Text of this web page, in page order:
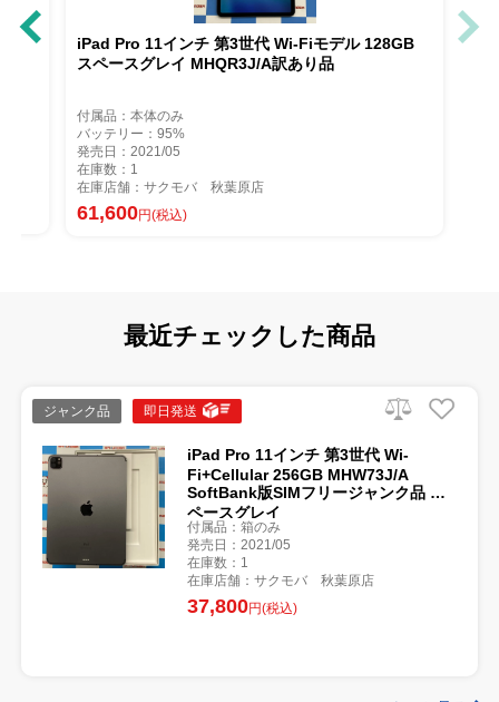
iPad Pro 11インチ 第3世代 Wi-Fiモデル 128GB
スペースグレイ MHQR3J/A訳あり品
付属品：本体のみ
バッテリー：95%
発売日：2021/05
在庫数：1
在庫店舗：サクモバ 秋葉原店
61,600円(税込)
最近チェックした商品
ジャンク品 即日発送
iPad Pro 11インチ 第3世代 Wi-
Fi+Cellular 256GB MHW73J/A
SoftBank版SIMフリージャンク品 ス
ペースグレイ
付属品：箱のみ
発売日：2021/05
在庫数：1
在庫店舗：サクモバ 秋葉原店
37,800円(税込)